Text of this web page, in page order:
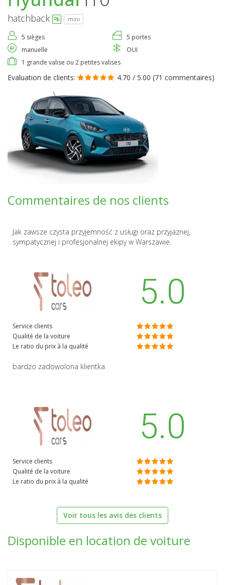
hatchback mini
5 sièges
5 portes
manuelle
OUI
1 grande valise ou 2 petites valises
Evaluation de clients: 4.70 / 5.00 (71 commentaires)
Commentaires de nos clients
Jak zawsze czysta przyjemność z usługi oraz przyjaznej,
sympatycznej i profesjonalnej ekipy w Warszawie.
5.0
Service clients
Qualité de la voiture
Le ratio du prix à la qualité
bardzo zadowolona klientka
5.0
Service clients
Qualité de la voiture
Le ratio du prix à la qualité
Voir tous les avis des clients
Disponible en location de voiture